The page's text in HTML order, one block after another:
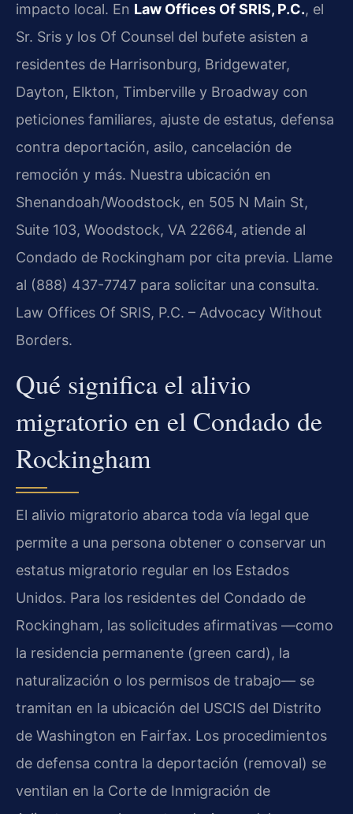
impacto local. En Law Offices Of SRIS, P.C., el
Sr. Sris y los Of Counsel del bufete asisten a
residentes de Harrisonburg, Bridgewater,
Dayton, Elkton, Timberville y Broadway con
peticiones familiares, ajuste de estatus, defensa
contra deportación, asilo, cancelación de
remoción y más. Nuestra ubicación en
Shenandoah/Woodstock, en 505 N Main St,
Suite 103, Woodstock, VA 22664, atiende al
Condado de Rockingham por cita previa. Llame
al (888) 437-7747 para solicitar una consulta.
Law Offices Of SRIS, P.C. – Advocacy Without
Borders.
Qué significa el alivio
migratorio en el Condado de
Rockingham
El alivio migratorio abarca toda vía legal que
permite a una persona obtener o conservar un
estatus migratorio regular en los Estados
Unidos. Para los residentes del Condado de
Rockingham, las solicitudes afirmativas —como
la residencia permanente (green card), la
naturalización o los permisos de trabajo— se
tramitan en la ubicación del USCIS del Distrito
de Washington en Fairfax. Los procedimientos
de defensa contra la deportación (removal) se
ventilan en la Corte de Inmigración de